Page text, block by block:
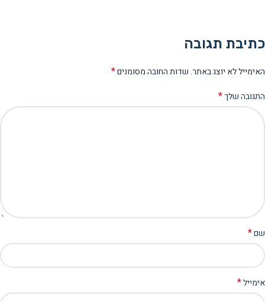
כתיבת תגובה
האימייל לא יוצג באתר.שדות החובה מסומנים*
התגובה שלך*
שם*
אימייל*